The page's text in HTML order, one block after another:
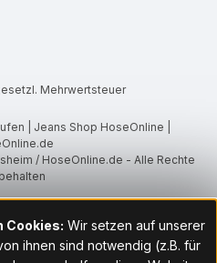
Mehrwertsteuer
| Jeans Shop HoseOnline |
/ HoseOnline.de - Alle Rechte
Cookies: Wir setzen auf unserer
ihnen sind notwendig (z.B. für